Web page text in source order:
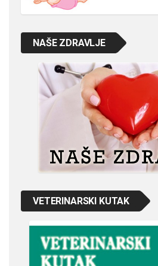
NAŠE ZDRAVLJE
VETERINARSKI KUTAK